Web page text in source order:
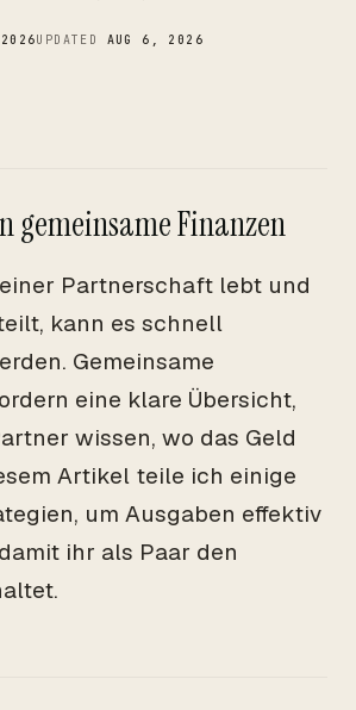
UPDATED AUG 6, 2026
gemeinsame Finanzen
Partnerschaft lebt und
kann es schnell
Gemeinsame
eine klare Übersicht,
wissen, wo das Geld
Artikel teile ich einige
um Ausgaben effektiv
ihr als Paar den